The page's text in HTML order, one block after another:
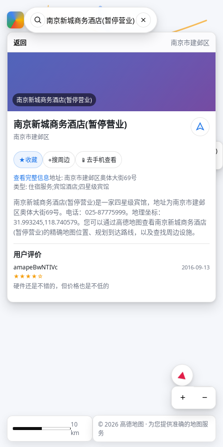
返回 南京市建邺区
南京新城商务酒店(暂停营业)
南京新城商务酒店(暂停营业)
南京市建邺区
★收藏 ⌖搜周边 📱 去手机查看
查看完整信息地址: 南京市建邺区奥体大街69号
类型: 住宿服务;宾馆酒店;四星级宾馆
南京新城商务酒店(暂停营业)是一家四星级宾馆，地址为南京市建邺
区奥体大街69号。电话：025-87775999。地理坐标：
31.993245,118.740579。您可以通过高德地图查看南京新城商务酒店
(暂停营业)的精确地图位置、规划到达路线，以及查找周边设施。
用户评价
amapeBwNTIVc
2016-09-13
★★★★☆
硬件还是不错的，但价格也是不低的
南京新城商务酒店(暂停营业)
+ −
10
km
© 2026 高德地图 · 为您提供准确的地图服
务